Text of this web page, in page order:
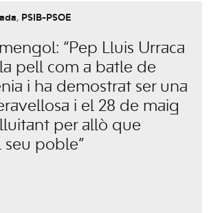
, PSIB-PSOE
“Pep Lluis Urraca
la pell com a batle de
i ha demostrat ser una
i el 28 de maig
per allò que
seu poble”